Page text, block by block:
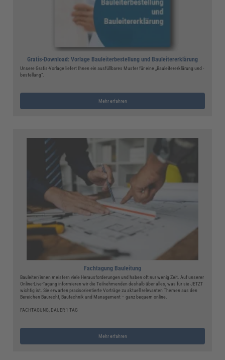
Gratis-Download: Vorlage Bauleiterbestellung und Bauleitererklärung
Unsere Gratis-Vorlage liefert Ihnen ein ausfüllbares Muster für eine „Bauleitererklärung und -
bestellung“.
Mehr erfahren
Fachtagung Bauleitung
Bauleiter/innen meistern viele Herausforderungen und haben oft nur wenig Zeit. Auf unserer
Online-Live-Tagung informieren wir die Teilnehmenden deshalb über alles, was für sie JETZT
wichtig ist. Sie erwarten praxisorientierte Vorträge zu aktuell relevanten Themen aus den
Bereichen Baurecht, Bautechnik und Management – ganz bequem online.
FACHTAGUNG, DAUER 1 TAG
Mehr erfahren